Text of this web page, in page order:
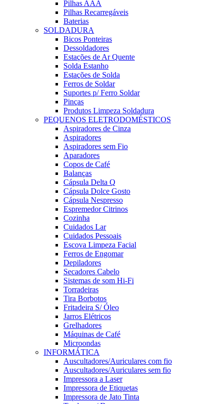
Pilhas AAA
Pilhas Recarregáveis
Baterias
SOLDADURA
Bicos Ponteiras
Dessoldadores
Estações de Ar Quente
Solda Estanho
Estações de Solda
Ferros de Soldar
Suportes p/ Ferro Soldar
Pinças
Produtos Limpeza Soldadura
PEQUENOS ELETRODOMÉSTICOS
Aspiradores de Cinza
Aspiradores
Aspiradores sem Fio
Aparadores
Copos de Café
Balanças
Cápsula Delta Q
Cápsula Dolce Gosto
Cápsula Nespresso
Espremedor Citrinos
Cozinha
Cuidados Lar
Cuidados Pessoais
Escova Limpeza Facial
Ferros de Engomar
Depiladores
Secadores Cabelo
Sistemas de som Hi-Fi
Torradeiras
Tira Borbotos
Fritadeira S/ Óleo
Jarros Elétricos
Grelhadores
Máquinas de Café
Microondas
INFORMÁTICA
Auscultadores/Auriculares com fio
Auscultadores/Auriculares sem fio
Impressora a Laser
Impressora de Etiquetas
Impressora de Jato Tinta